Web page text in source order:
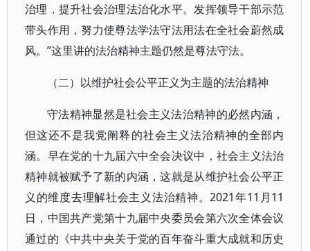
治理，提升社会治理法治化水平。发挥领导干部示范
带头作用，努力使尊法学法守法用法在全社会蔚然成
风。”这里讲的法治精神主题仍然是尊法守法。
（二）以维护社会公平正义为主题的法治精神
守法精神显然是社会主义法治精神的必然内涵，
但这还不是我党阐释的社会主义法治精神的全部内
涵。早在党的十九届六中全会决议中，社会主义法治
精神就被赋予了新的内涵，这就是从维护社会公平正
义的维度去理解社会主义法治精神。2021年11月11
日，中国共产党第十九届中央委员会第六次全体会议
通过的《中共中央关于党的百年奋斗重大成就和历史